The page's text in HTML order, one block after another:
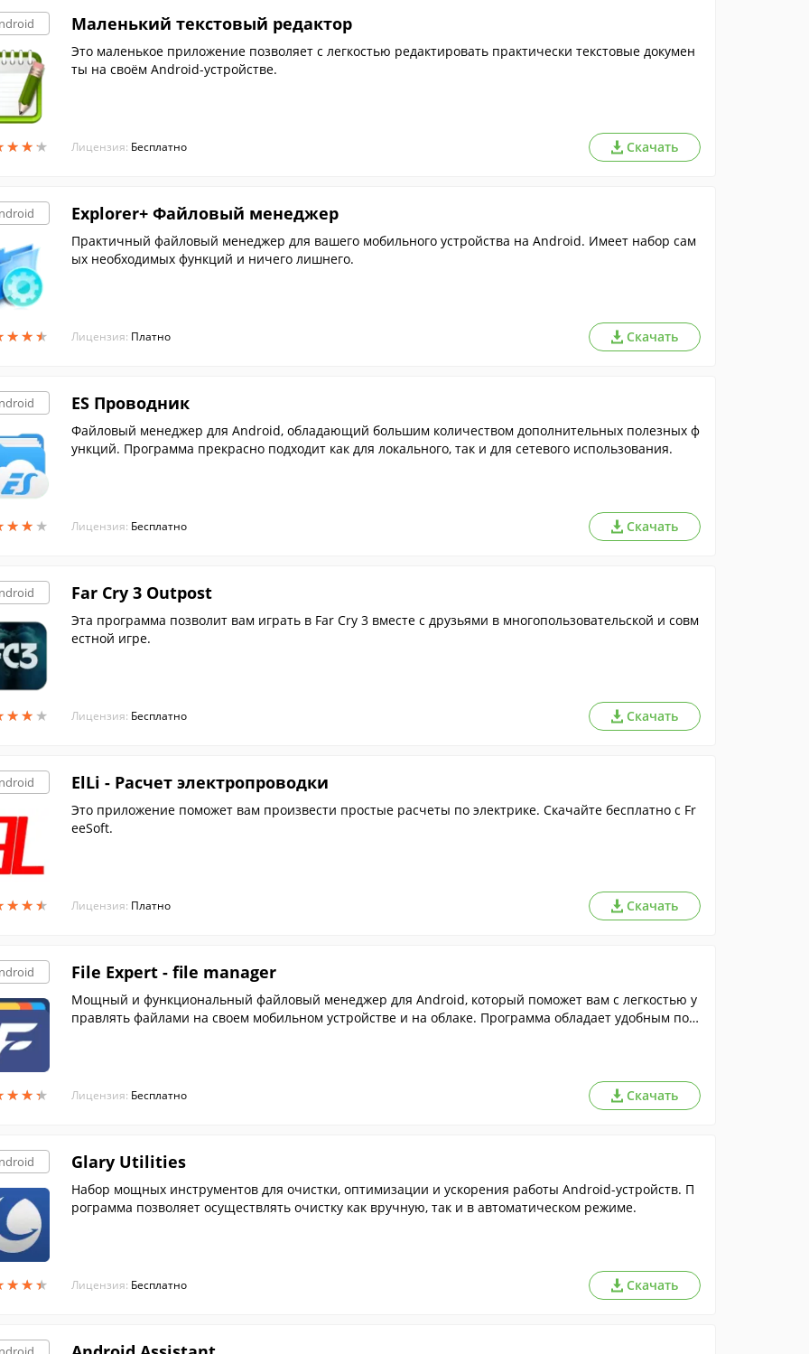
★★★
★★★
Маленький текстовый редактор
Это маленькое приложение позволяет с легкостью редактировать практически текстовые докумен
ты на своём Android-устройстве.
Лицензия: Бесплатно Скачать
★★★
★★★
Explorer+ Файловый менеджер
Практичный файловый менеджер для вашего мобильного устройства на Android. Имеет набор сам
ых необходимых функций и ничего лишнего.
Лицензия: Платно Скачать
★★ ★
★★ ★
ES Проводник
Файловый менеджер для Android, обладающий большим количеством дополнительных полезных ф
ункций. Программа прекрасно подходит как для локального, так и для сетевого использования.
Лицензия: Бесплатно Скачать
★★ ★
★★ ★
Far Cry 3 Outpost
Эта программа позволит вам играть в Far Cry 3 вместе с друзьями в многопользовательской и совм
естной игре.
Лицензия: Бесплатно Скачать
★★★
★★★
ElLi - Расчет электропроводки
Это приложение поможет вам произвести простые расчеты по электрике. Скачайте бесплатно с Fr
eeSoft.
Лицензия: Платно Скачать
★★★
★★★
File Expert - file manager
Мощный и функциональный файловый менеджер для Android, который поможет вам с легкостью у
правлять файлами на своем мобильном устройстве и на облаке. Программа обладает удобным пол
Лицензия: Бесплатно Скачать
★★★
★★★
Glary Utilities
Набор мощных инструментов для очистки, оптимизации и ускорения работы Android-устройств. П
рограмма позволяет осуществлять очистку как вручную, так и в автоматическом режиме.
Лицензия: Бесплатно Скачать